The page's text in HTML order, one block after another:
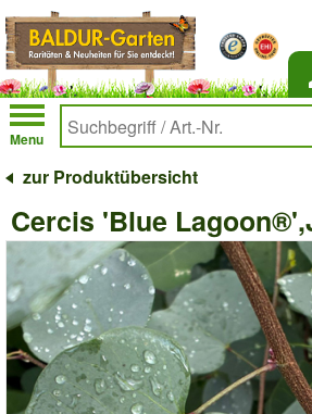
Menu
zur Produktübersicht
Cercis 'Blue